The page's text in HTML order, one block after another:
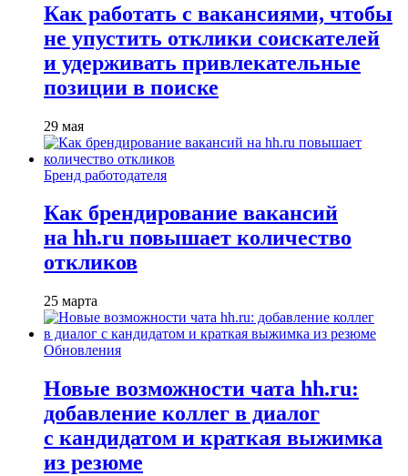
Как работать с вакансиями, чтобы
не упустить отклики соискателей
и удерживать привлекательные
позиции в поиске
29 мая
Бренд работодателя
Как брендирование вакансий
на hh.ru повышает количество
откликов
25 марта
Обновления
Новые возможности чата hh.ru:
добавление коллег в диалог
с кандидатом и краткая выжимка
из резюме